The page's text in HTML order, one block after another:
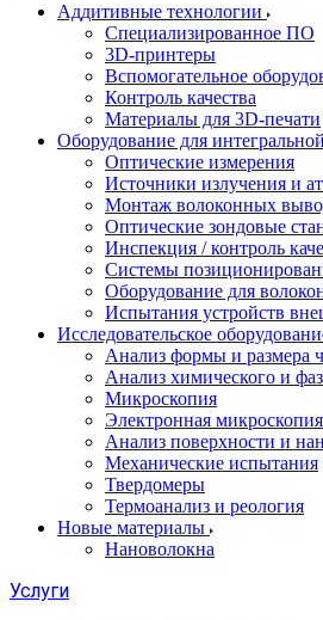
Аддитивные технологии
Специализированное ПО
3D-принтеры
Вспомогательное
Контроль качества
Материалы для 3D-печати
Оборудование для
Оптические измерения
Источники излучения и
Монтаж волоконных
Оптические зондовые
Инспекция / контроль
Системы
Оборудование для
Испытания устройств
Исследовательское
Анализ формы и размера
Анализ химического и
Микроскопия
Электронная микроскопия
Анализ поверхности и
Механические испытания
Твердомеры
Термоанализ и реология
Новые материалы
Нановолокна
Услуги